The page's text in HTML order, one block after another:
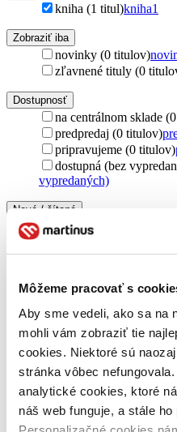
Môžeme pracovať s
Aby sme vedeli, ako sa na
mohli vám zobraziť tie
cookies. Niektoré sú
stránka vôbec
analytické cookies, ktoré
náš web funguje, a stále
kniha (1 titul)kniha1
Zobraziť iba
novinky (0 titulov)
zľavnené tituly (0
Dostupnosť
na centrálnom sklade
predpredaj (0 titulov)
pripravujeme (0 titulov)
dostupná (bez
vypredaných)
Nové / čítané
nová (0 titulov)
čítaná - výborný stav
opotrebovaná
čítané verzie
vypredaných kníh
Jazyk
slovenčina (1 titul)
Vydavateľstvo
Gratexco (1 titul)